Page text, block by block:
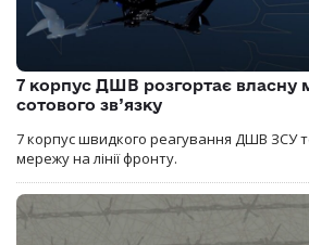
7 корпус ДШВ розгортає власну
сотового зв’язку
7 корпус швидкого реагування ДШВ ЗСУ
мережу на лінії фронту.